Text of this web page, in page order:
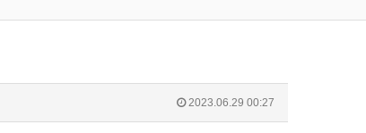
2023.06.29 00:27